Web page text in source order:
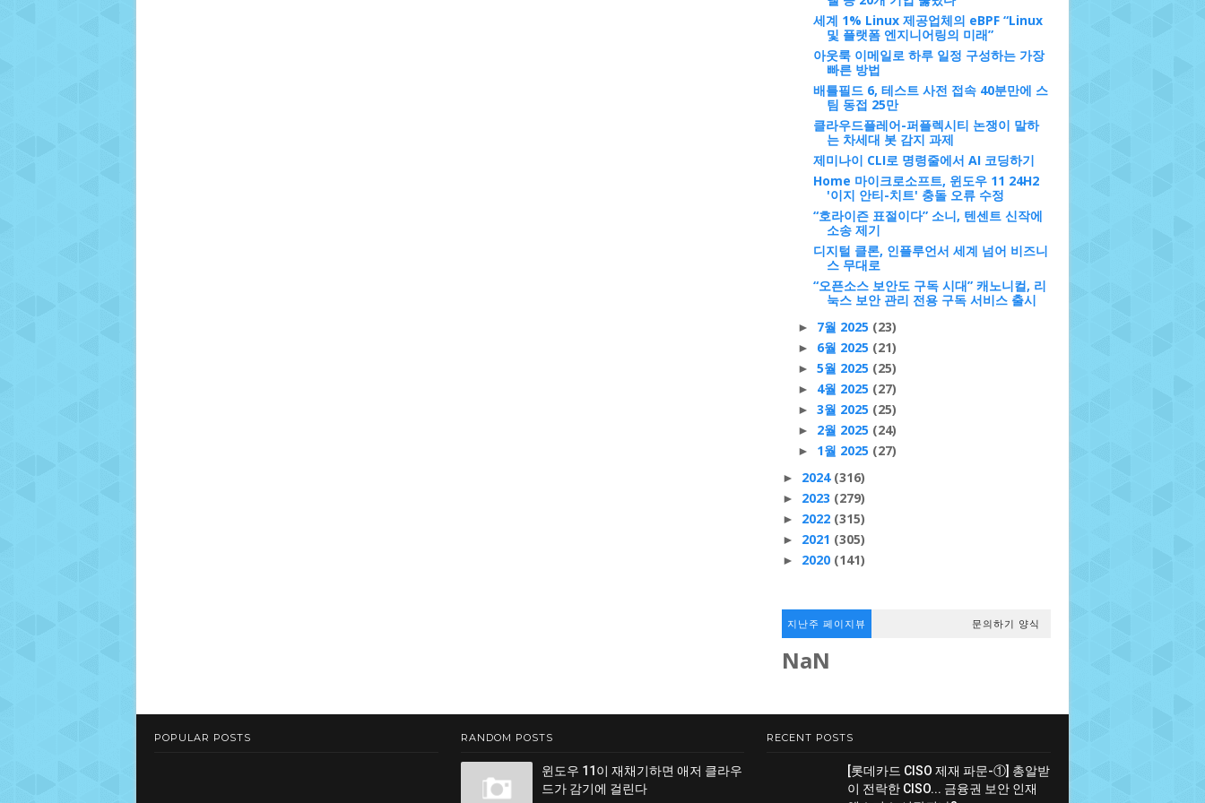
세계 1% Linux 제공업체의 eBPF “Linux
및 플랫폼 엔지니어링의 미래”
아웃룩 이메일로 하루 일정 구성하는 가장
빠른 방법
배틀필드 6, 테스트 사전 접속 40분만에 스
팀 동접 25만
클라우드플레어-퍼플렉시티 논쟁이 말하
는 차세대 봇 감지 과제
제미나이 CLI로 명령줄에서 AI 코딩하기
Home 마이크로소프트, 윈도우 11 24H2
'이지 안티-치트' 충돌 오류 수정
“호라이즌 표절이다” 소니, 텐센트 신작에
소송 제기
디지털 클론, 인플루언서 세계 넘어 비즈니
스 무대로
“오픈소스 보안도 구독 시대” 캐노니컬, 리
눅스 보안 관리 전용 구독 서비스 출시
► 7월 2025 (23)
► 6월 2025 (21)
► 5월 2025 (25)
► 4월 2025 (27)
► 3월 2025 (25)
► 2월 2025 (24)
► 1월 2025 (27)
► 2024 (316)
► 2023 (279)
► 2022 (315)
► 2021 (305)
► 2020 (141)
지난주 페이지뷰 문의하기 양식
NaN
POPULAR POSTS RANDOM POSTS
윈도우 11이 재채기하면 애저 클라우
드가 감기에 걸린다
RECENT POSTS
[롯데카드 CISO 제재 파문-①] 총알받
이 전락한 CISO... 금융권 보안 인재